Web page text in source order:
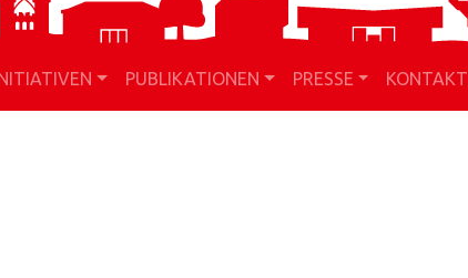
PUBLIKATIONEN PRESSE KONTAKT